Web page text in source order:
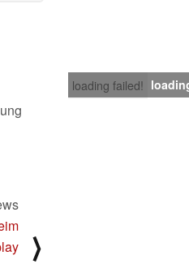
loading failed!
⟩